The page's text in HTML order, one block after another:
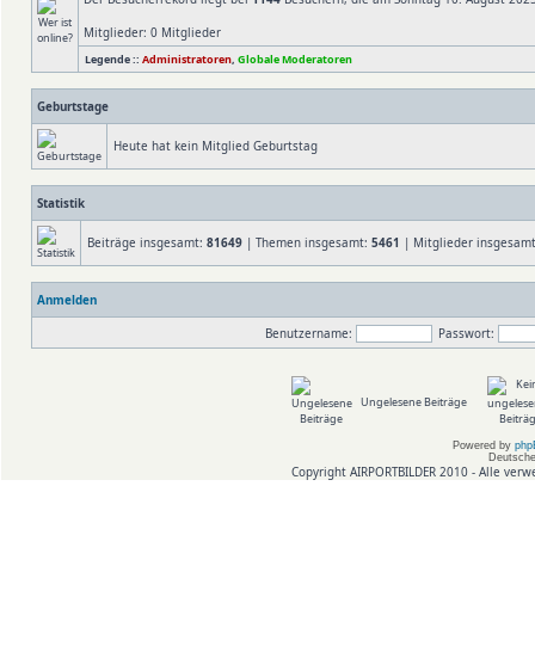
Mitglieder: 0 Mitglieder
Legende :: Administratoren, Globale Moderatoren
Geburtstage
Heute hat kein Mitglied Geburtstag
Statistik
Beiträge insgesamt: 81649 | Themen insgesamt: 5461 | Mitglieder
Anmelden
Benutzername:
Passwort:
Ungelesene Beiträge
Powered by
Copyright AIRPORTBILDER 2010 - Alle